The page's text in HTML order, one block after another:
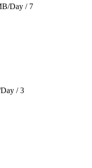
Day / 7
/ 3